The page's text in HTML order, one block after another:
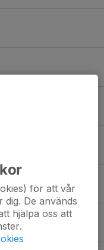
för att vår
De används
hjälpa oss att